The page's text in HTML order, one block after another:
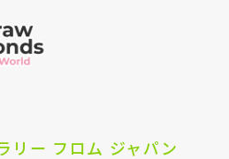
リー フロム ジャパン